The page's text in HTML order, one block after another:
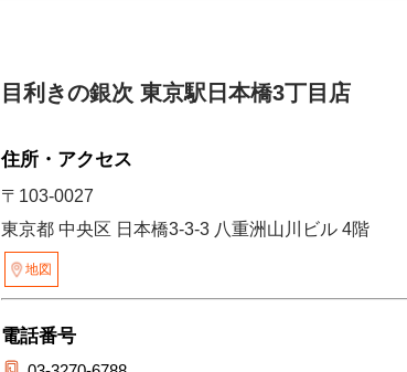
目利きの銀次 東京駅日本橋3丁目店
住所・アクセス
〒103-0027
東京都 中央区 日本橋3-3-3 八重洲山川ビル 4階
地図
電話番号